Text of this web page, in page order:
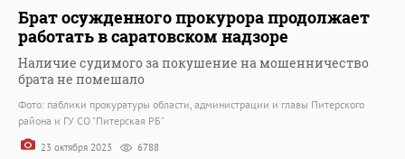
Брат осужденного прокурора продолжает
работать в саратовском надзоре
Наличие судимого за покушение на мошенничество
брата не помешало
Фото: паблики прокуратуры области, администрации и главы Питерского
района и ГУ СО "Питерская РБ"
23 октября 2023 6788